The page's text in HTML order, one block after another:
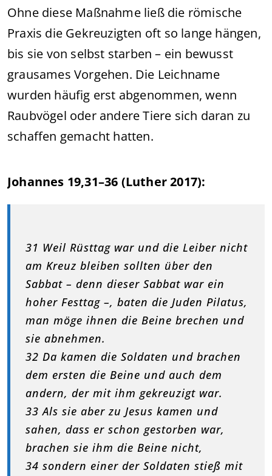
Ohne diese Maßnahme ließ die römische
Praxis die Gekreuzigten oft so lange hängen,
bis sie von selbst starben – ein bewusst
grausames Vorgehen. Die Leichname
wurden häufig erst abgenommen, wenn
Raubvögel oder andere Tiere sich daran zu
schaffen gemacht hatten.
Johannes 19,31–36 (Luther 2017):
31 Weil Rüsttag war und die Leiber nicht
am Kreuz bleiben sollten über den
Sabbat – denn dieser Sabbat war ein
hoher Festtag –, baten die Juden Pilatus,
man möge ihnen die Beine brechen und
sie abnehmen.
32 Da kamen die Soldaten und brachen
dem ersten die Beine und auch dem
andern, der mit ihm gekreuzigt war.
33 Als sie aber zu Jesus kamen und
sahen, dass er schon gestorben war,
brachen sie ihm die Beine nicht,
34 sondern einer der Soldaten stieß mit